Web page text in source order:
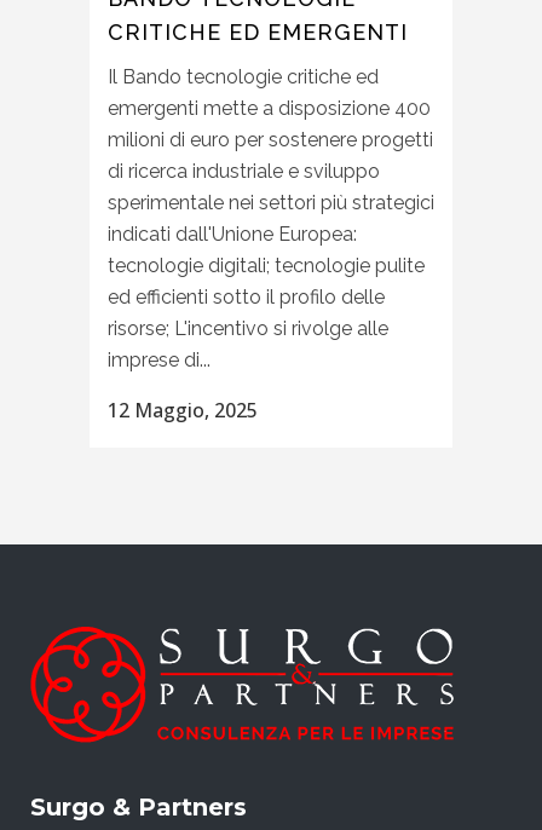
CRITICHE ED EMERGENTI
Il Bando tecnologie critiche ed
emergenti mette a disposizione 400
milioni di euro per sostenere progetti
di ricerca industriale e sviluppo
sperimentale nei settori più strategici
indicati dall'Unione Europea:
tecnologie digitali; tecnologie pulite
ed efficienti sotto il profilo delle
risorse; L'incentivo si rivolge alle
imprese di...
12 Maggio, 2025
Surgo & Partners